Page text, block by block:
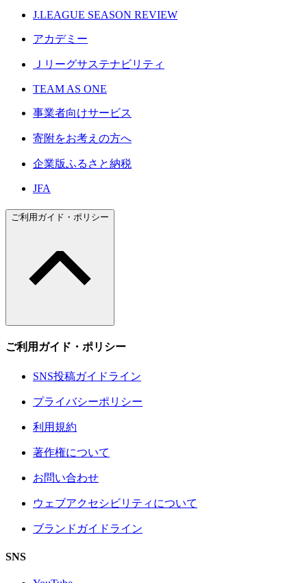
J.LEAGUE SEASON REVIEW
アカデミー
Ｊリーグサステナビリティ
TEAM AS ONE
事業者向けサービス
寄附をお考えの方へ
企業版ふるさと納税
JFA
ご利用ガイド・ポリシー
ご利用ガイド・ポリシー
SNS投稿ガイドライン
プライバシーポリシー
利用規約
著作権について
お問い合わせ
ウェブアクセシビリティについて
ブランドガイドライン
SNS